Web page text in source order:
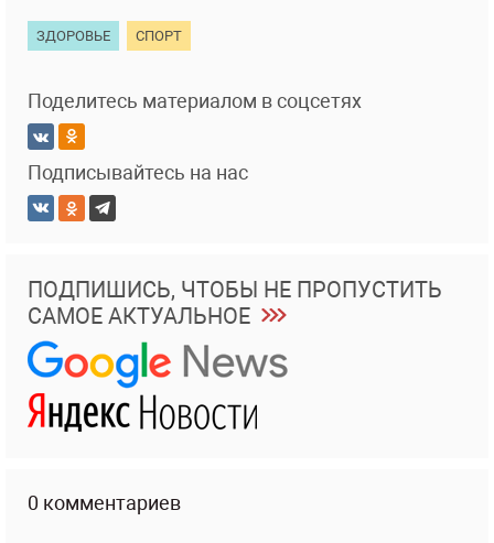
ЗДОРОВЬЕ СПОРТ
Поделитесь материалом в соцсетях
Подписывайтесь на нас
ПОДПИШИСЬ, ЧТОБЫ НЕ ПРОПУСТИТЬ
САМОЕ АКТУАЛЬНОЕ
0 комментариев